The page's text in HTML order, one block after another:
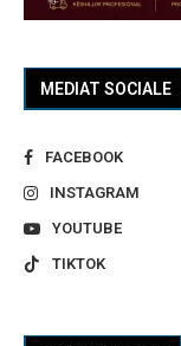
MEDIAT SOCIALE
FACEBOOK
INSTAGRAM
YOUTUBE
TIKTOK